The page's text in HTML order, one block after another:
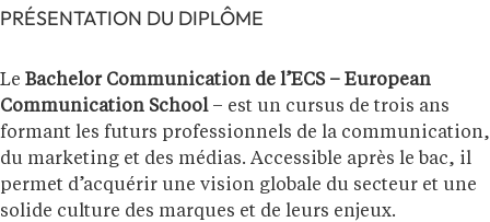
PRÉSENTATION DU DIPLÔME
Le Bachelor Communication de l’ECS – European
Communication School– est un cursus de trois ans
formant les futurs professionnels de la communication,
du marketing et des médias. Accessible après le bac, il
permet d’acquérir une vision globale du secteur et une
solide culture des marques et de leurs enjeux.